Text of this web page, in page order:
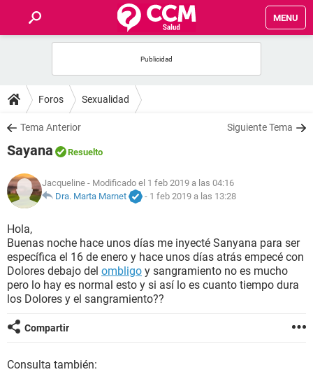
MENU
FOROS
SALUD
FAMILIA
NUTRICIÓN
BIENESTAR
SEXUALIDAD
GLOSARIO
Foros Sexualidad
Tema Anterior Siguiente Tema
Sayana Resuelto
Jacqueline - Modificado el 1 feb 2019 a las 04:16
Dra. Marta Marnet
- 1 feb 2019 a las 13:28
Hola,
Buenas noche hace unos días me inyecté Sanyana para ser
específica el 16 de enero y hace unos días atrás empecé con
Dolores debajo del ombligo y sangramiento no es mucho
pero lo hay es normal esto y si así lo es cuanto tiempo dura
los Dolores y el sangramiento??
Compartir
Consulta también: